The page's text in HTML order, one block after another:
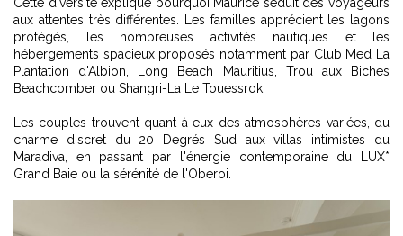
aux attentes très différentes. Les familles apprécient les lagons
protégés, les nombreuses activités nautiques et les
hébergements spacieux proposés notamment par Club Med La
Plantation d'Albion, Long Beach Mauritius, Trou aux Biches
Beachcomber ou Shangri-La Le Touessrok.
Les couples trouvent quant à eux des atmosphères variées, du
charme discret du 20 Degrés Sud aux villas intimistes du
Maradiva, en passant par l'énergie contemporaine du LUX*
Grand Baie ou la sérénité de l'Oberoi.